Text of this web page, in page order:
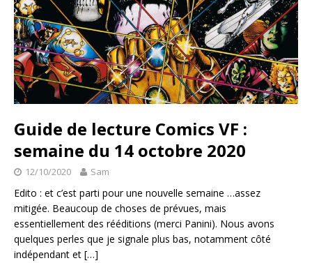
Guide de lecture Comics VF :
semaine du 14 octobre 2020
12/10/2020 Sam
Edito : et c’est parti pour une nouvelle semaine …assez
mitigée. Beaucoup de choses de prévues, mais
essentiellement des rééditions (merci Panini). Nous avons
quelques perles que je signale plus bas, notamment côté
indépendant et […]